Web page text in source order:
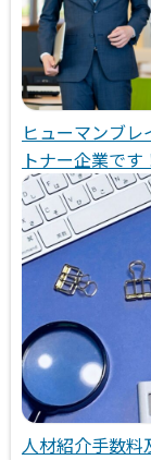
ヒューマンブ
トナー企業です
人材紹介手数